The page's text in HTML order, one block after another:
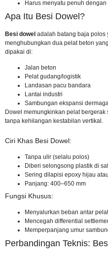
Harus menyatu penuh
Apa Itu Besi Dowel?
Besi dowel adalah batang baja polos
menghubungkan dua pelat beton
dipakai di:
Jalan beton
Pelat gudang/logistik
Landasan pacu bandara
Lantai industri
Sambungan ekspansi
Dowel memungkinkan pelat
tanpa kehilangan kestabilan vertikal.
Ciri Khas Besi Dowel:
Tanpa ulir (selalu polos)
Diberi selongsong plastik di
Sering dilapisi epoxy hijau
Panjang: 400–650 mm
Fungsi Khusus:
Menyalurkan beban antar
Mencegah differential
Memperpanjang umur
Perbandingan Teknis: